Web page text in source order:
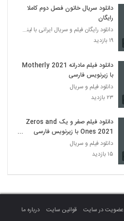
دانلود سریال خاتون فصل دوم کاملا
رایگان
دانلود رایگان فیلم و سریال ایرانی با لینک مستقیم
۱۹ بازدید
دانلود فیلم مادرانه Motherly 2021
با زیرنویس فارسی
دانلود فیلم و سریال
۲۳ بازدید
دانلود فیلم صفر و یک Zeros and
Ones 2021 با زیرنویس فارسی
چسبیده
دانلود فیلم و سریال
۱۵ بازدید
عضویت در سایت قوانین سایت
درباره ما